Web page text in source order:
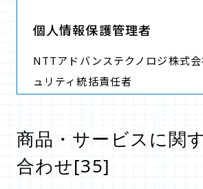
商品・サービスに関
合わせ[35]